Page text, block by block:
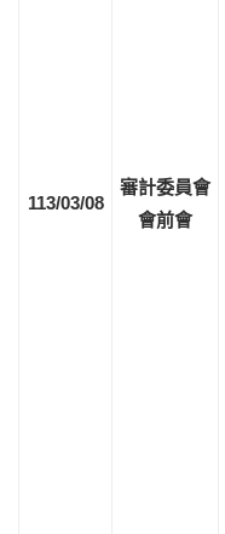
113/03/08
審計委員會
會前會